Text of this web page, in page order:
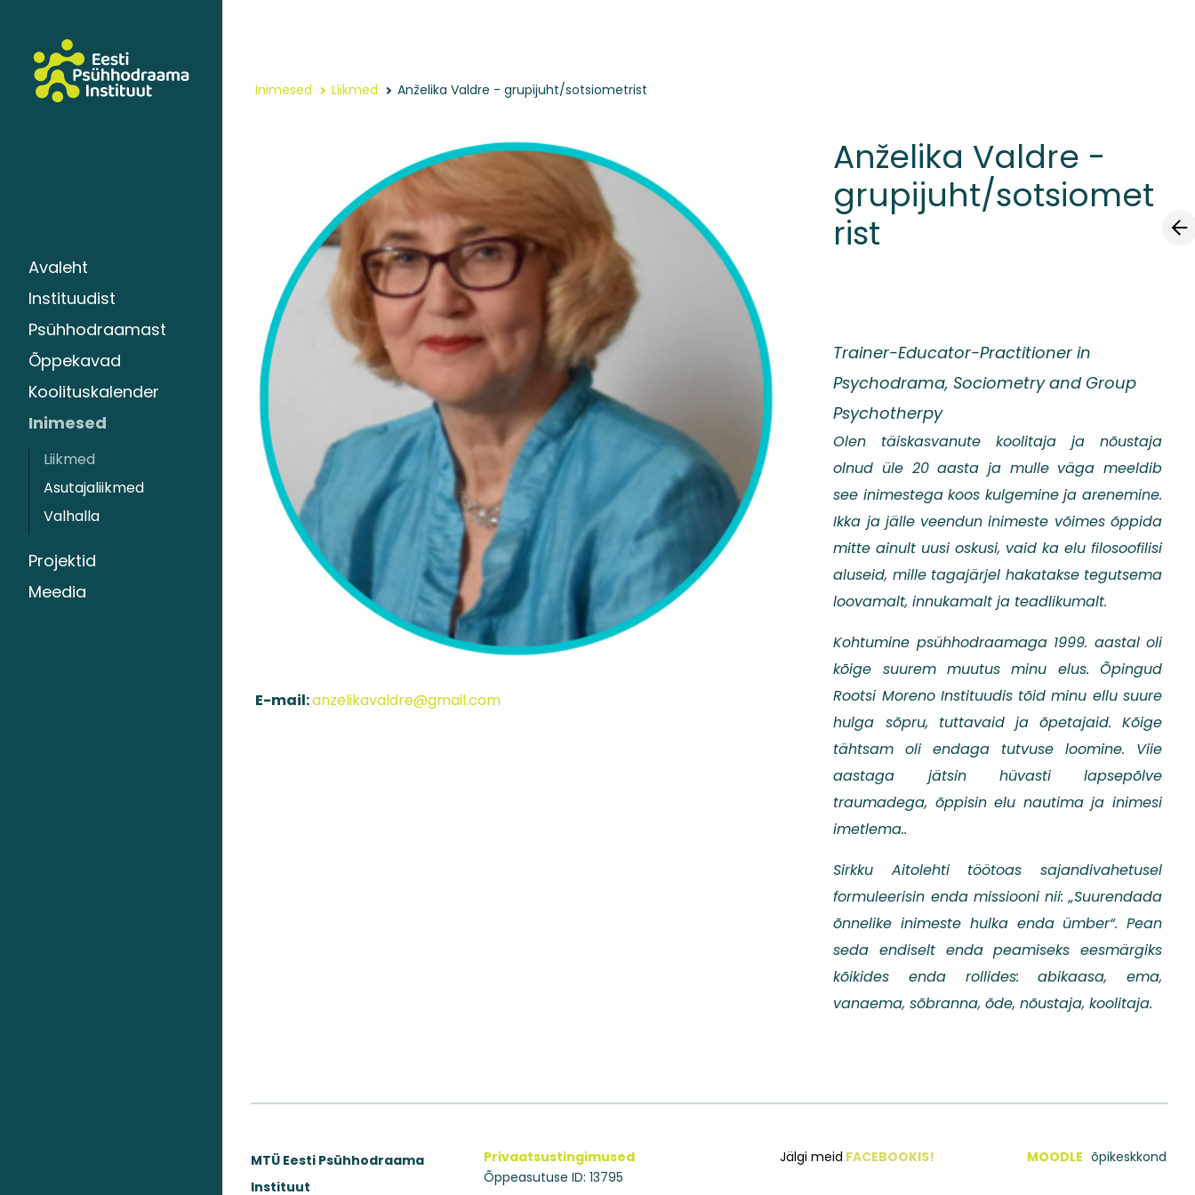
Avaleht
Instituudist
Psühhodraamast
Õppekavad
Koolituskalender
Inimesed
Liikmed
Asutajaliikmed
Valhalla
Projektid
Meedia
Inimesed Liikmed Anželika Valdre - grupijuht/sotsiometrist
E-mail:anzelikavaldre@gmail.com
Anželika Valdre -
grupijuht/sotsiomet
rist
Trainer-Educator-Practitioner in
Psychodrama, Sociometry and Group
Psychotherpy
Olen täiskasvanute koolitaja ja nõustaja
olnud üle 20 aasta ja mulle väga meeldib
see inimestega koos kulgemine ja arenemine.
Ikka ja jälle veendun inimeste võimes õppida
mitte ainult uusi oskusi, vaid ka elu filosoofilisi
aluseid, mille tagajärjel hakatakse tegutsema
loovamalt, innukamalt ja teadlikumalt.
Kohtumine psühhodraamaga 1999. aastal oli
kõige suurem muutus minu elus. Õpingud
Rootsi Moreno Instituudis tõid minu ellu suure
hulga sõpru, tuttavaid ja õpetajaid. Kõige
tähtsam oli endaga tutvuse loomine. Viie
aastaga jätsin hüvasti lapsepõlve
traumadega, õppisin elu nautima ja inimesi
imetlema..
Sirkku Aitolehti töötoas sajandivahetusel
formuleerisin enda missiooni nii: „Suurendada
õnnelike inimeste hulka enda ümber“. Pean
seda endiselt enda peamiseks eesmärgiks
kõikides enda rollides: abikaasa, ema,
vanaema, sõbranna, õde, nõustaja, koolitaja.
MTÜ Eesti Psühhodraama
Instituut
Privaatsustingimused
Õppeasutuse ID: 13795
Jälgi meid FACEBOOKIS! MOODLE õpikeskkond